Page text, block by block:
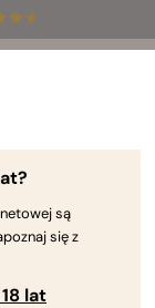
czasowo
są
się z
lat